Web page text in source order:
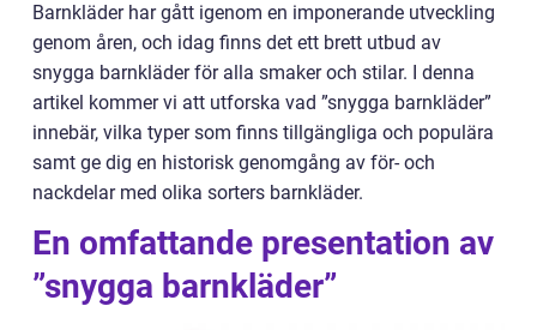
Barnkläder har gått igenom en imponerande utveckling
genom åren, och idag finns det ett brett utbud av
snygga barnkläder för alla smaker och stilar. I denna
artikel kommer vi att utforska vad ”snygga barnkläder”
innebär, vilka typer som finns tillgängliga och populära
samt ge dig en historisk genomgång av för- och
nackdelar med olika sorters barnkläder.
En omfattande presentation av
”snygga barnkläder”